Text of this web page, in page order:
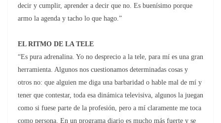
decir y cumplir, aprender a decir que no. Es buenísimo porque
armo la agenda y tacho lo que hago.”
EL RITMO DE LA TELE
“Es pura adrenalina. Yo no desprecio a la tele, para mí es una gran
herramienta. Algunos nos cuestionamos determinadas cosas y
otros no: que alguien me diga una barbaridad o hable mal de mí y
tener que contestar, toda esa dinámica televisiva, algunos la juegan
como si fuese parte de la profesión, pero a mí claramente me toca
como persona. En un programa diario es mucho más fuerte y se